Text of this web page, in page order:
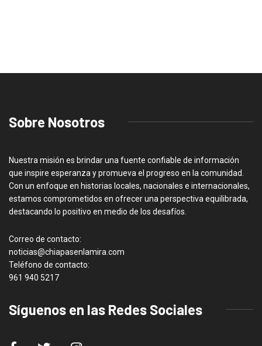
Sobre Nosotros
Nuestra misión es brindar una fuente confiable de información
que inspire esperanza y promueva el progreso en la comunidad.
Con un enfoque en historias locales, nacionales e internacionales,
estamos comprometidos en ofrecer una perspectiva equilibrada,
destacando lo positivo en medio de los desafíos.
Correo de contacto:
noticias@chiapasenlamira.com
Teléfono de contacto:
961 940 5217
Síguenos en las Redes Sociales